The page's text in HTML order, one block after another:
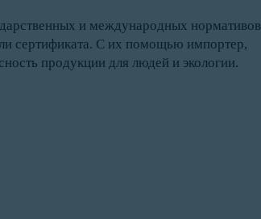
и международных нормативов
сертификата. С их помощью импортер,
продукции для людей и экологии.